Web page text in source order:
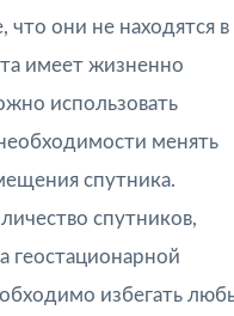
они не находятся в
имеет жизненно
использовать
менять
спутника.
спутников,
геостационарной
избегать